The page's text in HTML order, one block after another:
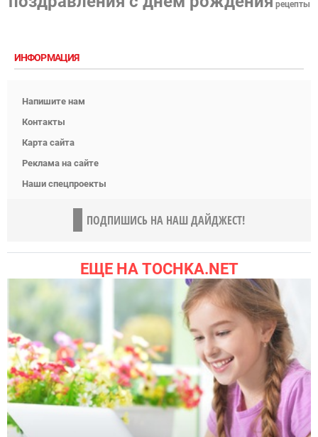
рецепты
ИНФОРМАЦИЯ
Напишите нам
Контакты
Карта сайта
Реклама на сайте
Наши спецпроекты
ПОДПИШИСЬ НА НАШ ДАЙДЖЕСТ!
ЕЩЕ НА TOCHKA.NET